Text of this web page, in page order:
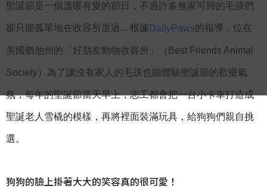
聖誕節是一個溫暖有愛的節日，不過許多無家可歸的毛孩們
卻只能孤單地在收容所度過... 根據 DailyPaws的報導，位在
美國猶他州的「好朋友動物收容所」（Best Friends Animal
Society）為了讓沒有家人的毛孩也能體驗聖誕節的歡樂氣
氛，每年的聖誕節當天早上，志工都會把一台小卡車打造成
聖誕老人雪橇的模樣，再將裡面裝滿玩具，給狗狗們親自挑
選。
狗狗的臉上掛著大大的笑容真的很可愛！